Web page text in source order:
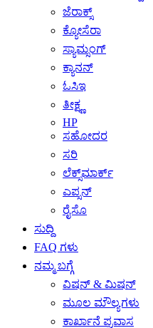
ಜೆರಾಕ್ಸ್
ಕ್ಯೋಸೆರಾ
ಸ್ಯಾಮ್ಸಂಗ್
ಕ್ಯಾನನ್
ಓಸಿಇ
ತೀಕ್ಷ್ಣ
HP
ಸಹೋದರ
ಸರಿ
ಲೆಕ್ಸ್‌ಮಾರ್ಕ್
ಎಪ್ಸನ್
ರೈಸೊ
ಸುದ್ದಿ
FAQ ಗಳು
ನಮ್ಮ ಬಗ್ಗೆ
ವಿಷನ್ & ಮಿಷನ್
ಮೂಲ ಮೌಲ್ಯಗಳು
ಕಾರ್ಖಾನೆ ಪ್ರವಾಸ